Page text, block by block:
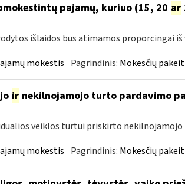
pajamų, kuriuo (15, 20 ar
išlaidos bus atimamos proporcingai iš
mokestis Pagrindinis: Mokesčių
irnekilnojamojo turto pardavimo
veiklos turtui priskirto
mokestis Pagrindinis: Mokesčių